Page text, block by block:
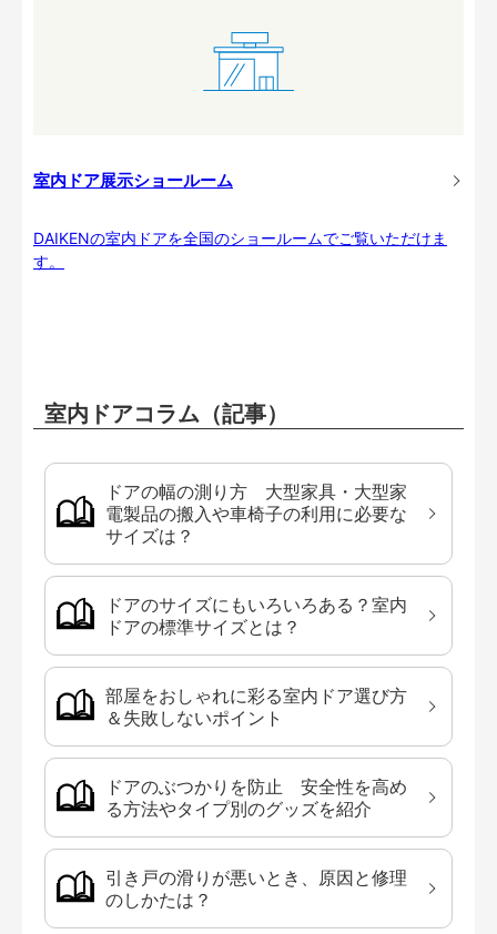
室内ドア展示ショールーム
DAIKENの室内ドアを全国のショールームでご覧いただけま
す。
室内ドアコラム（記事）
ドアの幅の測り方 大型家具・大型家
電製品の搬入や車椅子の利用に必要な
サイズは？
ドアのサイズにもいろいろある？室内
ドアの標準サイズとは？
部屋をおしゃれに彩る室内ドア選び方
＆失敗しないポイント
ドアのぶつかりを防止 安全性を高め
る方法やタイプ別のグッズを紹介
引き戸の滑りが悪いとき、原因と修理
のしかたは？